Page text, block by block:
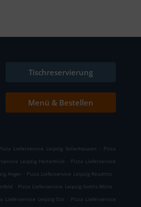
Tischreservierung
Menü & Bestellen
Lieferservice Leipzig Sellerhausen . Pizza
Leipzig Heiterblick . Pizza Lieferservice
Anger . Pizza Lieferservice Leipzig Reudnitz .
. Pizza Lieferservice Leipzig Gohlis-Mitte .
Lieferservice Leipzig Ost . Pizza Lieferservice